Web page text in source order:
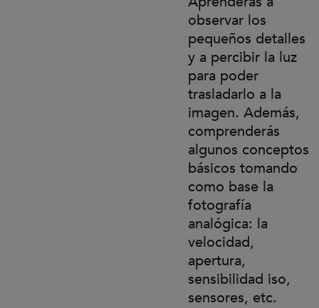
observar los
pequeños detalles
y a percibir la luz
para poder
trasladarlo a la
imagen. Además,
comprenderás
algunos conceptos
básicos tomando
como base la
fotografía
analógica: la
velocidad,
apertura,
sensibilidad iso,
sensores, etc.